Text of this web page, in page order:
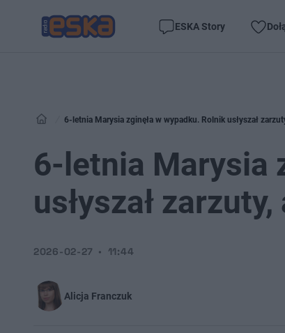
ESKA Story
6-letnia Marysia zginęła w wypadku. Rolnik usłyszał
6-letnia Marysia
usłyszał
Alicja Franczuk
2026-02-27 11:44